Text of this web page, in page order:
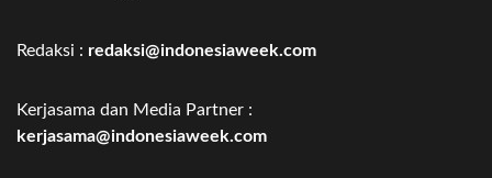
Redaksi : redaksi@indonesiaweek.com
Kerjasama dan Media Partner :
kerjasama@indonesiaweek.com